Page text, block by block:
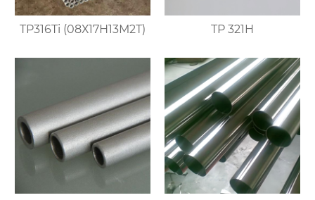
TP316Ti (08Х17Н13М2Т) TP 321H